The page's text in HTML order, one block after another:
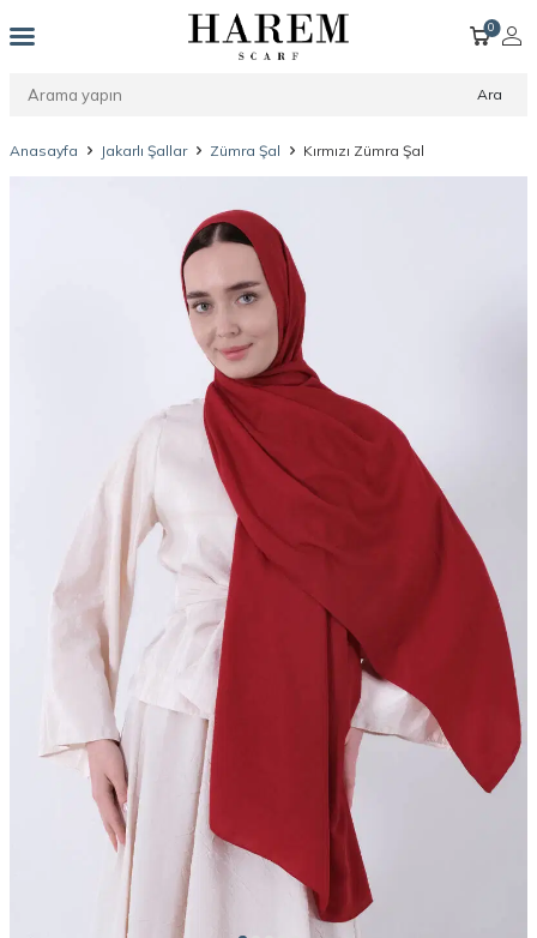
Ara
0
Anasayfa Jakarlı Şallar Zümra Şal Kırmızı Zümra Şal